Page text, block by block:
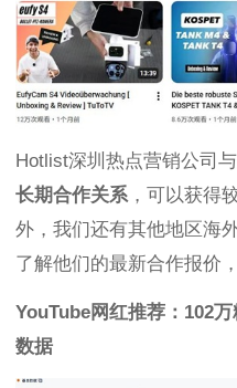
Hotlist深圳热点营销公司
长期合作关系 ，可以获得
外，我们还有其他地区海
了解他们的最新合作报价，
YouTube网红推荐：102
数据